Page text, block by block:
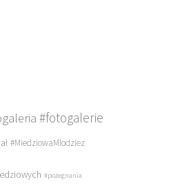
#fotogalerie
#MiedziowaMlodziez
#pożegnania